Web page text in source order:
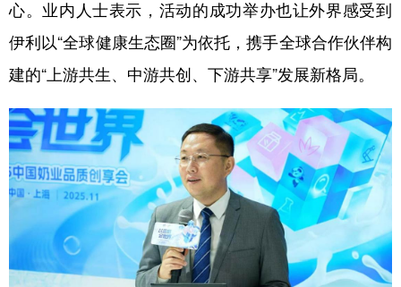
English Español Français عربى
Русский язык 日本語 한국어
Deutsch Português
心。业内人士表示，活动的成功举办也让外界感受到
伊利以“全球健康生态圈”为依托，携手全球合作伙伴构
建的“上游共生、中游共创、下游共享”发展新格局。